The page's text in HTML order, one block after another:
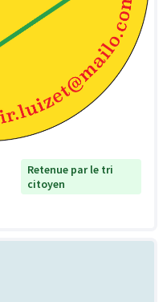
Retenue par le tri
citoyen